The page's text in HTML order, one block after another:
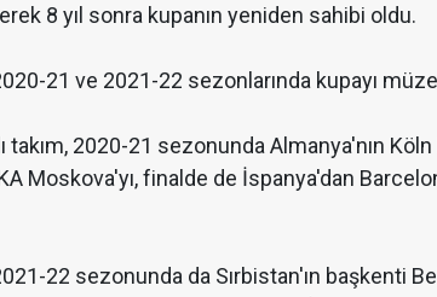
8 yıl sonra kupanın yeniden sahibi oldu.
21 ve 2021-22 sezonlarında kupayı
takım, 2020-21 sezonunda Almanya'nın
Moskova'yı, finalde de İspanya'dan
22 sezonunda da Sırbistan'ın başkenti